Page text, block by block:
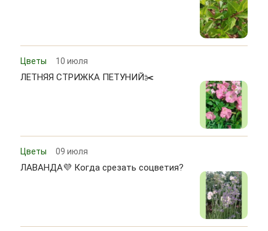
Цветы 10 июля
ЛЕТНЯЯ СТРИЖКА ПЕТУНИЙ✂️
Цветы 09 июля
ЛАВАНДА💜 Когда срезать соцветия?